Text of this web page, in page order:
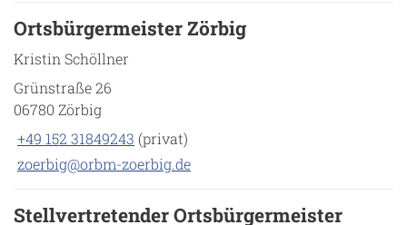
Ortsbürgermeister Zörbig
Kristin Schöllner
Grünstraße 26
06780 Zörbig
+49 152 31849243 (privat)
zoerbig@orbm-zoerbig.de
Stellvertretender Ortsbürgermeister